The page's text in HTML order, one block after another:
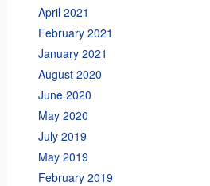
April 2021
February 2021
January 2021
August 2020
June 2020
May 2020
July 2019
May 2019
February 2019